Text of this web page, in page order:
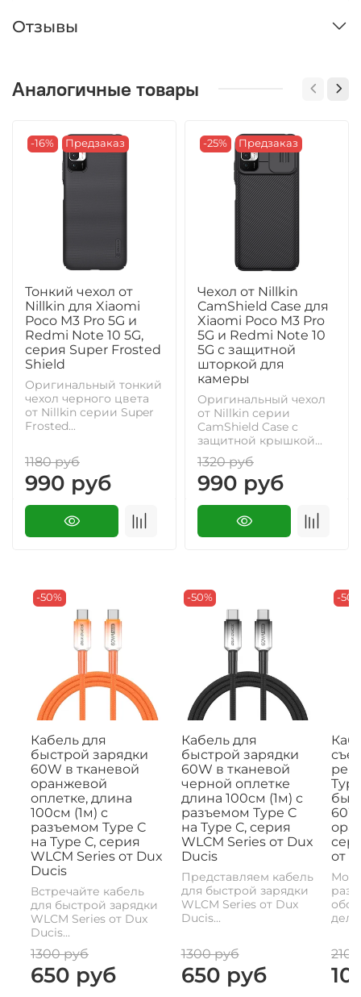
Отзывы
Аналогичные товары
-16% Предзаказ
Тонкий чехол от
Nillkin для Xiaomi
Poco M3 Pro 5G и
Redmi Note 10 5G,
серия Super Frosted
Shield
Оригинальный тонкий
чехол черного цвета
от Nillkin серии Super
Frosted...
1180 руб
990 руб
-25% Предзаказ
Чехол от Nillkin
CamShield Case для
Xiaomi Poco M3 Pro
5G и Redmi Note 10
5G с защитной
шторкой для
камеры
Оригинальный чехол
от Nillkin серии
CamShield Case с
защитной крышкой...
1320 руб
990 руб
-50%
Кабель для
быстрой зарядки
60W в тканевой
оранжевой
оплетке, длина
100см (1м) с
разъемом Type C
на Type C, серия
WLCM Series от Dux
Ducis
Встречайте кабель
для быстрой зарядки
WLCM Series от Dux
Ducis...
1300 руб
650 руб
-50%
Кабель для
быстрой зарядки
60W в тканевой
черной оплетке
длина 100см (1м) с
разъемом Type C
на Type C, серия
WLCM Series от Dux
Ducis
Представляем кабель
для быстрой зарядки
WLCM Series от Dux
Ducis...
1300 руб
650 руб
-
от